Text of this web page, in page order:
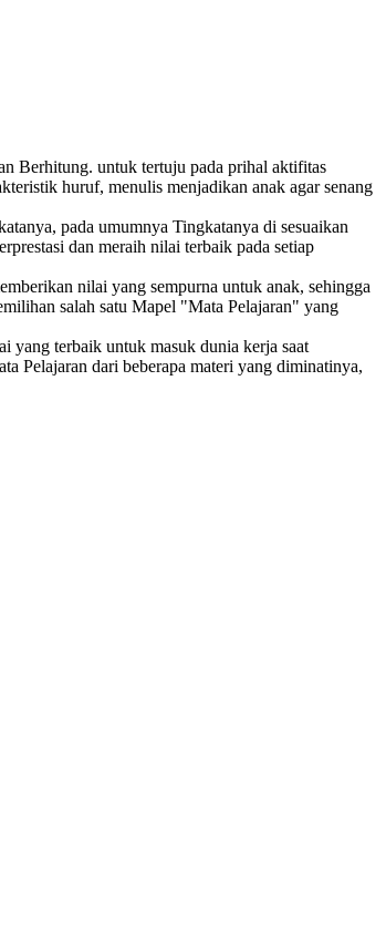
Berhitung. untuk tertuju pada prihal aktifitas
huruf, menulis menjadikan anak agar senang
pada umumnya Tingkatanya di sesuaikan
dan meraih nilai terbaik pada setiap
nilai yang sempurna untuk anak, sehingga
salah satu Mapel "Mata Pelajaran" yang
yang terbaik untuk masuk dunia kerja saat
Pelajaran dari beberapa materi yang diminatinya,